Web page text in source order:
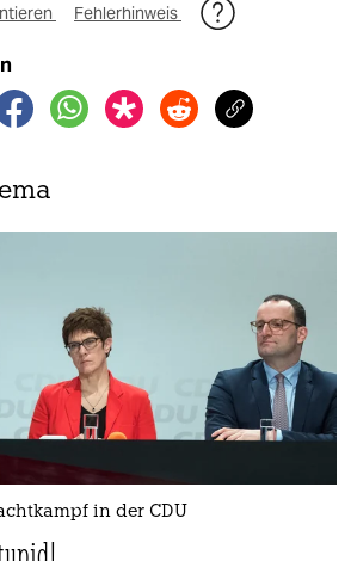
Fehlerhinweis
in der CDU